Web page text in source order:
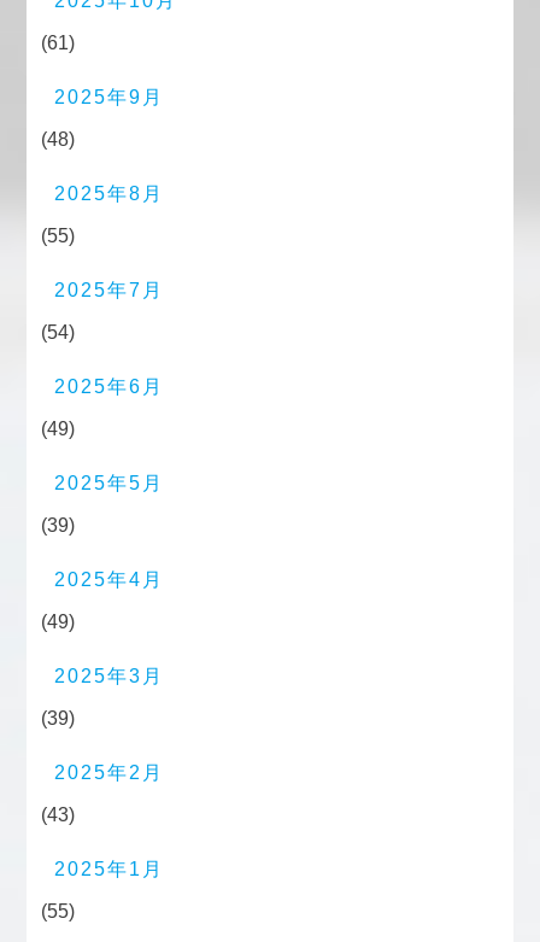
(61)
2025年9月
(48)
2025年8月
(55)
2025年7月
(54)
2025年6月
(49)
2025年5月
(39)
2025年4月
(49)
2025年3月
(39)
2025年2月
(43)
2025年1月
(55)